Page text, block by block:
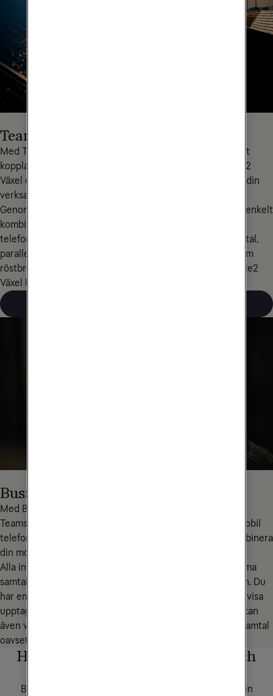
Teams Connect
Med Teams Connect kan du använda Teams som en enhet
kopplad till din anknytning. Tjänsten är ett tillägg till Tele2
Växel och minskar både administration och kostnader för din
verksamhet.
Genom att ansluta företagets växel till Office 365 kan du enkelt
kombinera funktionerna i Teams med en stabil
telefoniplattform. Du kan därmed använda Teams för samtal,
parallellt med din mobiltelefon. Alla telefonifunktioner som
röstbrevlåda, svarsgrupper, telefonist och hänvisning i Tele2
Växel kan användas även med Teamsanknytningar.
Business trunk for Teams
Med Business Trunk for Teams får du ut mer av Microsoft
Teams, genom en smart integrerad lösning för fast och mobil
telefoni. Tjänsten gör att du som användare fritt kan kombinera
din mobil och Teamsklienten för att hantera alla samtal.
Alla inkommande samtal ringer på båda enheter och samma
samtalspott används oavsett vilket nummer du ringer från. Du
har en gemensam röstbrevlåda för båda enheter och kan visa
upptaget på båda numren när en enhet är upptagen. Du kan
även välja att visa ett och samma nummer för utgående samtal
oavsett enhet.
Har du frågor om våra tjänster och
Behöver du rådgivning för att hitta rätt lösning för din